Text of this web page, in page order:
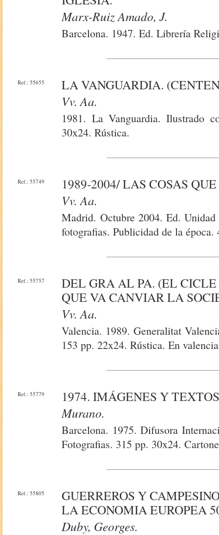
Marx-Ruiz Amado, J.
Barcelona. 1947. Ed. Librería
Ref.: 55655
LA VANGUARDIA.
Vv. Aa.
1981. La Vanguardia. Ilustrado
30x24. Rústica.
Ref.: 55749
1989-2004/ LAS COSAS
Vv. Aa.
Madrid. Octubre 2004. Ed.
fotografias. Publicidad de la
Ref.: 55757
DEL GRA AL PA. (EL
QUE VA CANVIAR LA
Vv. Aa.
Valencia. 1989. Generalitat
153 pp. 22x24. Rústica. En
Ref.: 55779
1974. IMÁGENES Y
Murano.
Barcelona. 1975. Difusora
Fotografias. 315 pp. 30x24.
Ref.: 55805
GUERREROS Y
LA ECONOMIA EUROPEA
Duby, Georges.